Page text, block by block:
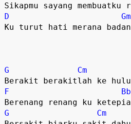
D
Gm
Ku turut hati merana badan
G
Cm
F
Bb
G
Cm